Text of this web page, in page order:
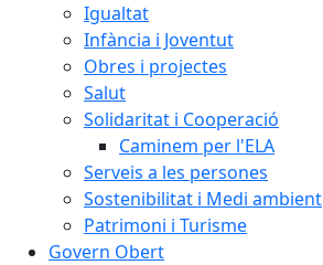
Igualtat
Infància i Joventut
Obres i projectes
Salut
Solidaritat i Cooperació
Caminem per l'ELA
Serveis a les persones
Sostenibilitat i Medi ambient
Patrimoni i Turisme
Govern Obert